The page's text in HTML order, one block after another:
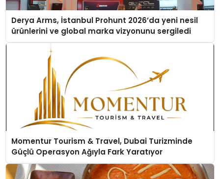
Derya Arms, İstanbul Prohunt 2026’da yeni nesil
ürünlerini ve global marka vizyonunu sergiledi
Momentur Tourism & Travel, Dubai Turizminde
Güçlü Operasyon Ağıyla Fark Yaratıyor